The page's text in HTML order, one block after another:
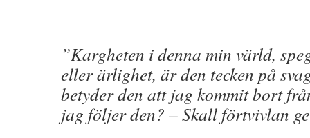
”Kargheten i denna min värld,
eller ärlighet, är den tecken på
betyder den att jag kommit bort
jag följer den? – Skall förtvivlan